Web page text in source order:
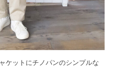
ケットにチノパンのシンプルな